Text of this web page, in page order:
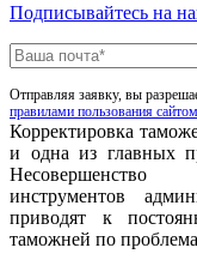
Подписывайтесь на
Отправляя заявку, вы
правилами пользования сайтом
Корректировка
и одна из главных
Несовершенство
инструментов
приводят к
таможней по